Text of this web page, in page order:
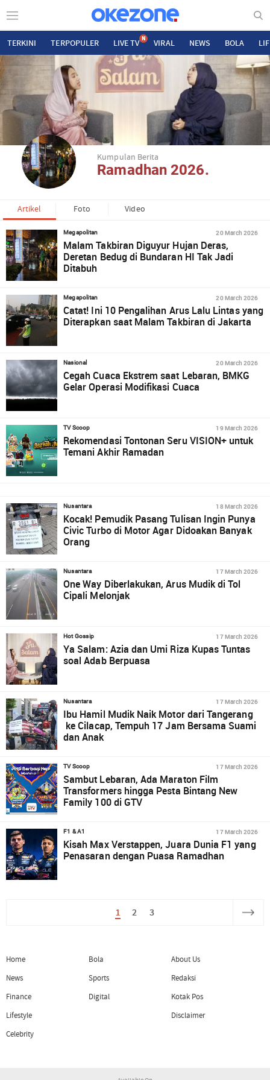
TERKINI TERPOPULER LIVE TV N VIRAL NEWS BOLA
Kumpulan Berita
Ramadhan 2026.
Artikel Foto Video
Megapolitan 20 March 2026
Malam Takbiran Diguyur Hujan Deras,
Deretan Bedug di Bundaran HI Tak Jadi
Ditabuh
Megapolitan 20 March 2026
Catat! Ini 10 Pengalihan Arus Lalu Lintas yang
Diterapkan saat Malam Takbiran di Jakarta
Nasional 20 March 2026
Cegah Cuaca Ekstrem saat Lebaran, BMKG
Gelar Operasi Modifikasi Cuaca
TV Scoop 19 March 2026
Rekomendasi Tontonan Seru VISION+ untuk
Temani Akhir Ramadan
Nusantara 18 March 2026
Kocak! Pemudik Pasang Tulisan Ingin Punya
Civic Turbo di Motor Agar Didoakan Banyak
Orang
Nusantara 17 March 2026
One Way Diberlakukan, Arus Mudik di Tol
Cipali Melonjak
Hot Gossip 17 March 2026
Ya Salam: Azia dan Umi Riza Kupas Tuntas
soal Adab Berpuasa
Nusantara 17 March 2026
Ibu Hamil Mudik Naik Motor dari Tangerang
ke Cilacap, Tempuh 17 Jam Bersama Suami
dan Anak
TV Scoop 17 March 2026
Sambut Lebaran, Ada Maraton Film
Transformers hingga Pesta Bintang New
Family 100 di GTV
F1 & A1 17 March 2026
Kisah Max Verstappen, Juara Dunia F1 yang
Penasaran dengan Puasa Ramadhan
1 2 3
Home
News
Finance
Lifestyle
Celebrity
Bola
Sports
Digital
About Us
Redaksi
Kotak Pos
Disclaimer